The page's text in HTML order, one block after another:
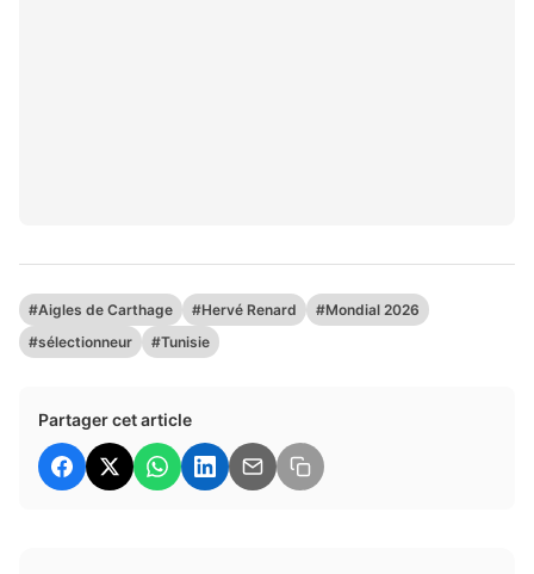
#Aigles de Carthage #Hervé Renard
#Mondial 2026
#sélectionneur
#Tunisie
Partager cet article